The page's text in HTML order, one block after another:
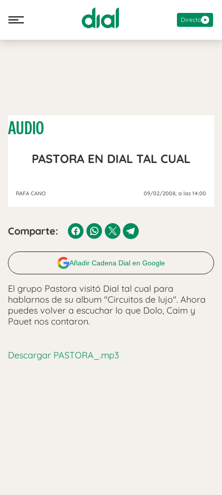
Directo
AUDIO
PASTORA EN DIAL TAL CUAL
RAFA CANO 09/02/2008, a las 14:00
Comparte:
Añadir Cadena Dial en Google
El grupo Pastora visitó Dial tal cual para
hablarnos de su album "Circuitos de lujo". Ahora
puedes volver a escuchar lo que Dolo, Caim y
Pauet nos contaron.
Descargar PASTORA_.mp3